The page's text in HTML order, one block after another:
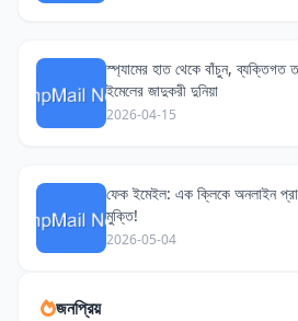
স্প্যামের হাত থেকে বাঁচুন, ব্যক্তিগত
ইমেলের জাদুকরী দুনিয়া
2026-04-15
ফেক ইমেইল: এক ক্লিকে অনলাইন
মুক্তি!
2026-05-04
জনপ্রিয়